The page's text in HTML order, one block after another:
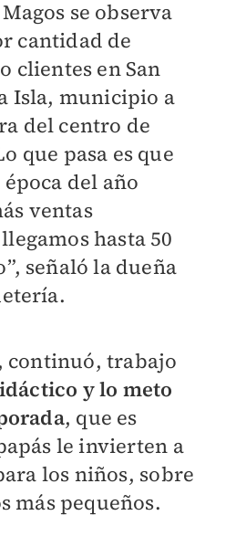
se observa
cantidad de
clientes en San
Isla, municipio a
del centro de
que pasa es que
época del año
ventas
hasta 50
señaló la dueña
continuó, trabajo
y lo meto
, que es
le invierten a
los niños, sobre
más pequeños.